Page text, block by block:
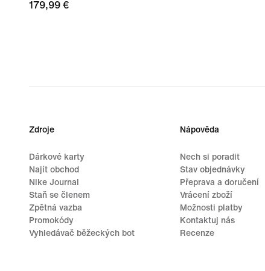
179,99 €
179,99 €
Zdroje
Dárkové karty
Najít obchod
Nike Journal
Staň se členem
Zpětná vazba
Promokódy
Vyhledávač běžeckých bot
Nápověda
Nech si poradit
Stav objednávky
Přeprava a doručení
Vrácení zboží
Možnosti platby
Kontaktuj nás
Recenze